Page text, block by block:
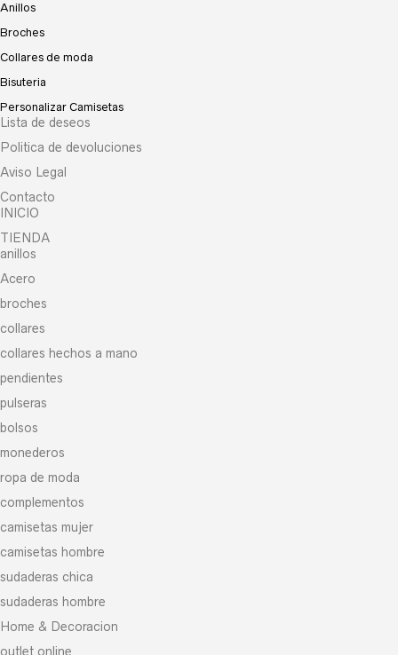
Anillos
Broches
Collares de moda
Bisuteria
Personalizar Camisetas
Lista de deseos
Politica de devoluciones
Aviso Legal
Contacto
INICIO
TIENDA
anillos
Acero
broches
collares
collares hechos a mano
pendientes
pulseras
bolsos
monederos
ropa de moda
complementos
camisetas mujer
camisetas hombre
sudaderas chica
sudaderas hombre
Home & Decoracion
outlet online